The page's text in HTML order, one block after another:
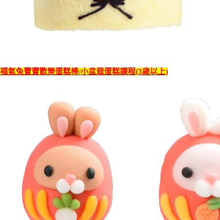
福氣兔寶寶歡樂蛋糕棒/小盆栽蛋糕課程(3歲以上)